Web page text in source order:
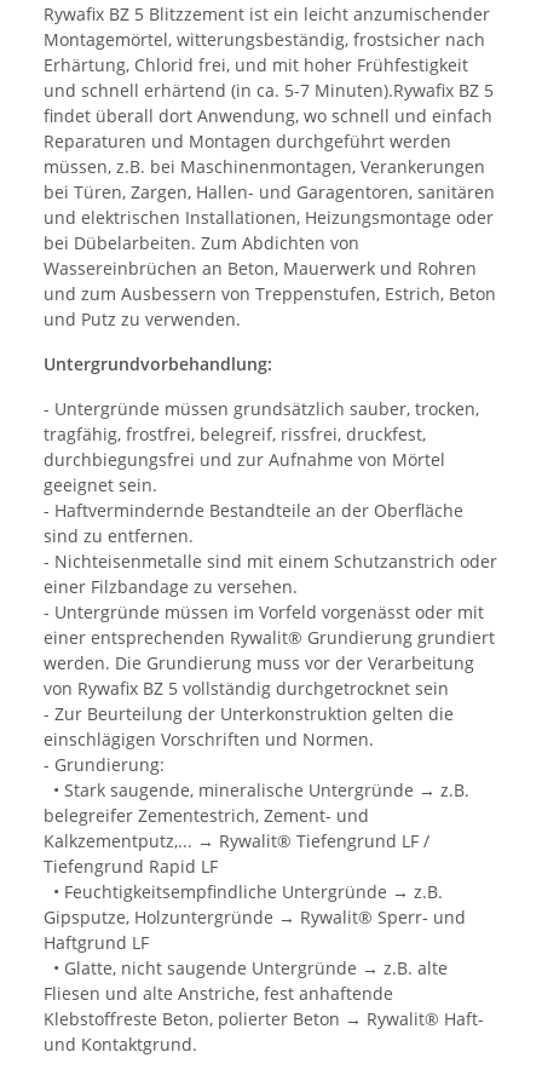
Rywafix BZ 5 Blitzzement ist ein leicht anzumischender
Montagemörtel, witterungsbeständig, frostsicher nach
Erhärtung, Chlorid frei, und mit hoher Frühfestigkeit
und schnell erhärtend (in ca. 5-7 Minuten).Rywafix BZ 5
findet überall dort Anwendung, wo schnell und einfach
Reparaturen und Montagen durchgeführt werden
müssen, z.B. bei Maschinenmontagen, Verankerungen
bei Türen, Zargen, Hallen- und Garagentoren, sanitären
und elektrischen Installationen, Heizungsmontage oder
bei Dübelarbeiten. Zum Abdichten von
Wassereinbrüchen an Beton, Mauerwerk und Rohren
und zum Ausbessern von Treppenstufen, Estrich, Beton
und Putz zu verwenden.
Untergrundvorbehandlung:
- Untergründe müssen grundsätzlich sauber, trocken,
tragfähig, frostfrei, belegreif, rissfrei, druckfest,
durchbiegungsfrei und zur Aufnahme von Mörtel
geeignet sein.
- Haftvermindernde Bestandteile an der Oberfläche
sind zu entfernen.
- Nichteisenmetalle sind mit einem Schutzanstrich oder
einer Filzbandage zu versehen.
- Untergründe müssen im Vorfeld vorgenässt oder mit
einer entsprechenden Rywalit® Grundierung grundiert
werden. Die Grundierung muss vor der Verarbeitung
von Rywafix BZ 5 vollständig durchgetrocknet sein
- Zur Beurteilung der Unterkonstruktion gelten die
einschlägigen Vorschriften und Normen.
- Grundierung:
• Stark saugende, mineralische Untergründe → z.B.
belegreifer Zementestrich, Zement- und
Kalkzementputz,... → Rywalit® Tiefengrund LF /
Tiefengrund Rapid LF
• Feuchtigkeitsempfindliche Untergründe → z.B.
Gipsputze, Holzuntergründe → Rywalit® Sperr- und
Haftgrund LF
• Glatte, nicht saugende Untergründe → z.B. alte
Fliesen und alte Anstriche, fest anhaftende
Klebstoffreste Beton, polierter Beton → Rywalit® Haft-
und Kontaktgrund.